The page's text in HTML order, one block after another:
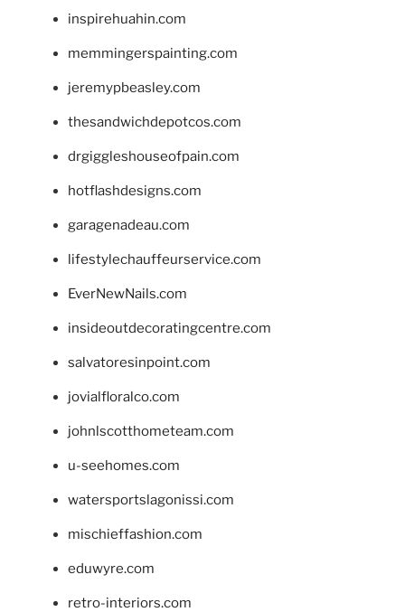
inspirehuahin.com
memmingerspainting.com
jeremypbeasley.com
thesandwichdepotcos.com
drgiggleshouseofpain.com
hotflashdesigns.com
garagenadeau.com
lifestylechauffeurservice.com
EverNewNails.com
insideoutdecoratingcentre.com
salvatoresinpoint.com
jovialfloralco.com
johnlscotthometeam.com
u-seehomes.com
watersportslagonissi.com
mischieffashion.com
eduwyre.com
retro-interiors.com